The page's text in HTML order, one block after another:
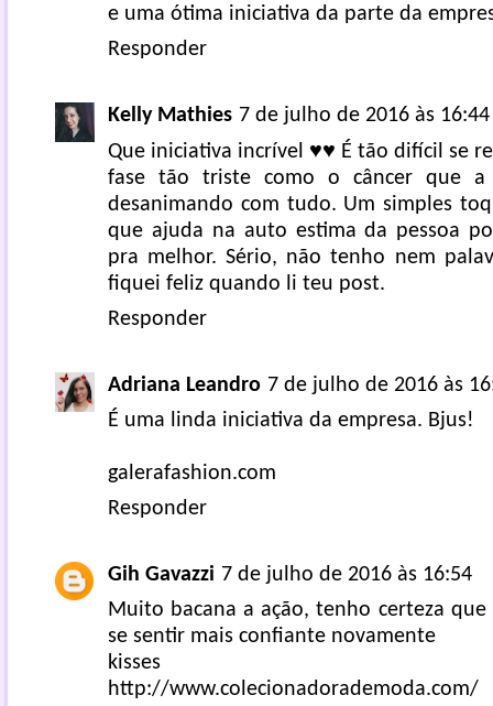
e uma ótima iniciativa da parte da
Responder
Kelly Mathies 7 de julho de 2016 às 16:44
Que iniciativa incrível ♥♥ É tão difícil se
fase tão triste como o câncer que a
desanimando com tudo. Um simples
que ajuda na auto estima da pessoa
pra melhor. Sério, não tenho nem
fiquei feliz quando li teu post.
Responder
Adriana Leandro 7 de julho de 2016 às
É uma linda iniciativa da empresa. Bjus!
galerafashion.com
Responder
Gih Gavazzi 7 de julho de 2016 às 16:54
Muito bacana a ação, tenho certeza
se sentir mais confiante novamente
kisses
http://www.colecionadorademoda.com/